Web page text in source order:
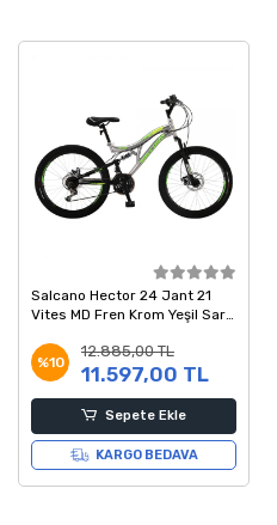
Salcano Hector 24 Jant 21
Vites MD Fren Krom Yeşil Sarı
%10
12.885,00 TL
11.597,00 TL
Sepete Ekle
KARGO BEDAVA